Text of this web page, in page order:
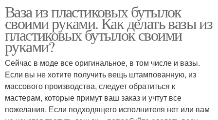
Ваза из пластиковых бутылок
своими руками. Как делать вазы из
пластиковых бутылок своими
руками?
Сейчас в моде все оригинальное, в том числе и вазы.
Если вы не хотите получить вещь штампованную, из
массового производства, следует обратиться к
мастерам, которые примут ваш заказ и учтут все
пожелания. Если подходящего исполнителя нет или вам